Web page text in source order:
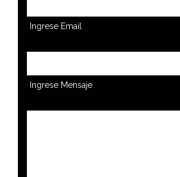
Ingrese Email
Ingrese Mensaje